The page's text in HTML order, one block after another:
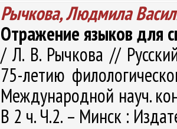
Рычкова, Людмила
Отражение языков для
/ Л. В. Рычкова //
75-летию
Международной науч.
В 2 ч. Ч.2. – Минск :